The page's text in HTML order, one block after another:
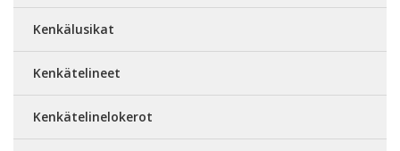
Kenkälusikat
Kenkätelineet
Kenkätelinelokerot